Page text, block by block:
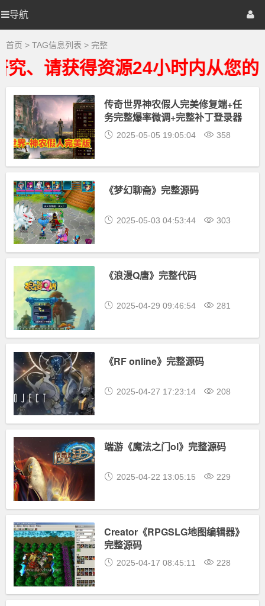
导航
全
-
相
新
资
源
下
载
优
选
源
棋牌源码
首页 > TAG信息列表 > 完整
请获得资源24小时内从您的
传奇世界神农假人完美修复端+任
务完整爆率微调+完整补丁登录器
+可局域网外网
2025-05-05 19:05:04 358
《梦幻聊斋》完整源码
2025-05-03 04:53:44 303
《浪漫Q唐》完整代码
2025-04-29 09:46:54 281
《RF online》完整源码
2025-04-27 17:23:14 208
端游《魔法之门ol》完整源码
2025-04-22 13:05:15 229
Creator《RPGSLG地图编辑器》
完整源码
2025-04-17 08:45:11 228